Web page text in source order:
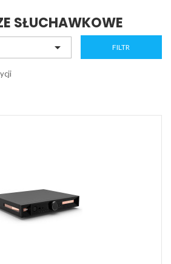
SŁUCHAWKOWE
 FILTR